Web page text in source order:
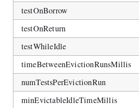
testOnBorrow
testOnReturn
testWhileIdle
timeBetweenEvictionRunsMillis
numTestsPerEvictionRun
minEvictableIdleTimeMillis